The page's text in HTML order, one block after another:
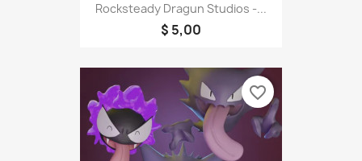
Rocksteady Dragun Studios -...
$ 5,00
favorite_border